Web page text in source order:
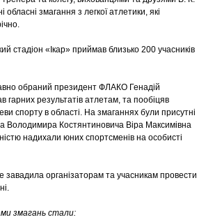
обласні змагання з легкої атлетики, які
стадіон «Ікар» приймав близько 200 учасників
обраний президент ФЛАКО Генадій
гарних результатів атлетам, та пообіцяв
спорту в області. На змаганнях були присутні
Володимира Костянтиновича Віра Максимівна
надихали юних спортсменів на особисті
завадила організаторам та учасникам провести
змагань стали: